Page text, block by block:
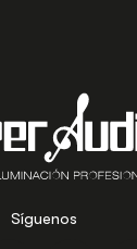
Síguenos